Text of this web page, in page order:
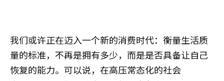
我们或许正在迈入一个新的消费时代：衡量生活质
量的标准，不再是拥有多少，而是是否具备让自己
恢复的能力。可以说，在高压常态化的社会